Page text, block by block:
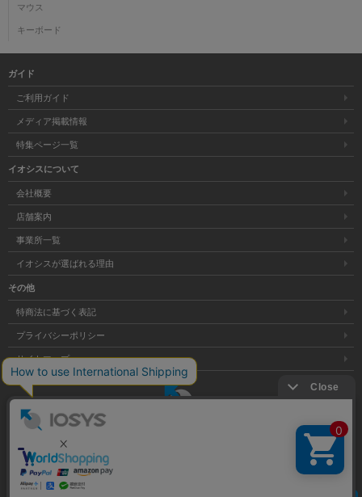
マウス
キーボード
ガイド
ご利用ガイド
メディア掲載情報
特集ページ一覧
イオシスについて
会社概要
店舗案内
事業所一覧
イオシスが選ばれる理由
その他
特商法に基づく表記
プライバシーポリシー
サイトマップ
Copyright © 株式会社イオシス All Rights Reserved. クリア